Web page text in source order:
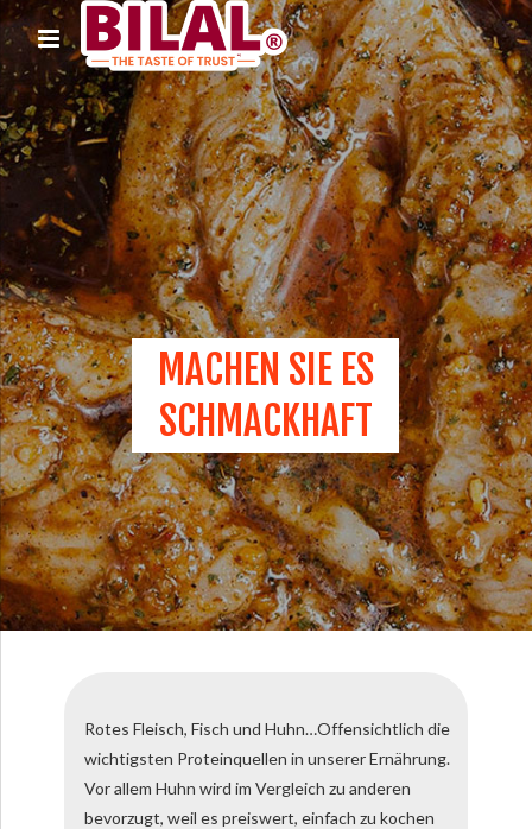
MACHEN SIE ES
SCHMACKHAFT
Rotes Fleisch, Fisch und Huhn…Offensichtlich die
wichtigsten Proteinquellen in unserer Ernährung.
Vor allem Huhn wird im Vergleich zu anderen
bevorzugt, weil es preiswert, einfach zu kochen